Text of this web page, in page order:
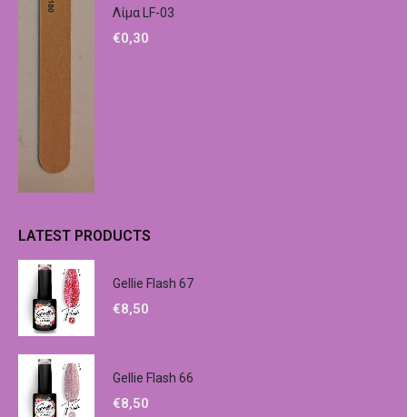
Λίμα LF-03
€0,30
LATEST PRODUCTS
Gellie Flash 67
€8,50
Gellie Flash 66
€8,50